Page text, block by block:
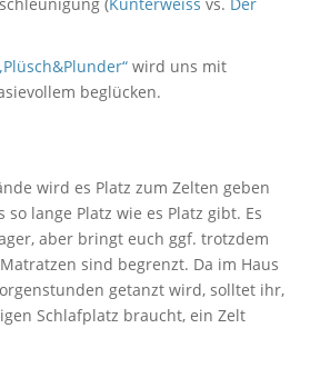
wird uns mit
beglücken.
wird es Platz zum Zelten geben
lange Platz wie es Platz gibt. Es
aber bringt euch ggf. trotzdem
sind begrenzt. Da im Haus
getanzt wird, solltet ihr,
Schlafplatz braucht, ein Zelt